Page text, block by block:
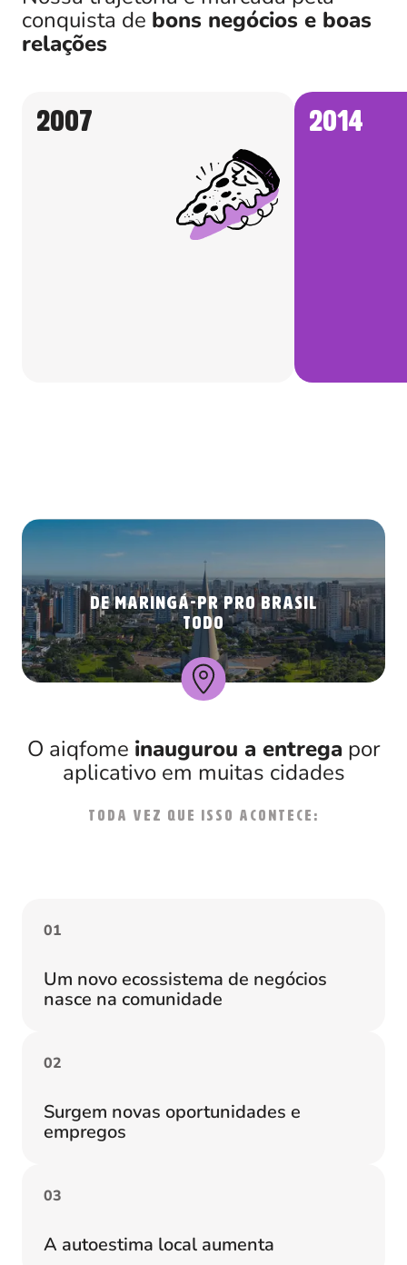
conquista de bons negócios e boas
relações
2007 2014
DE MARINGÁ-PR PRO BRASIL
TODO
O aiqfome inaugurou a entrega por
aplicativo em muitas cidades
toda vez que isso acontece:
01
Um novo ecossistema de negócios
nasce na comunidade
02
Surgem novas oportunidades e
empregos
03
A autoestima local aumenta